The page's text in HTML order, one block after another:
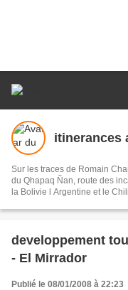
itinerances
Sur les traces de Romain
du Qhapaq Ñan, route des
la Bolivie l Argentine et le Chili
developpement
- El Mirrador
Publié le 08/01/2008 à 22:23